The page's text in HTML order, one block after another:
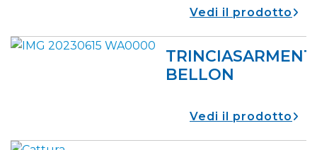
vedi il prodotto
BELLON
vedi il prodotto